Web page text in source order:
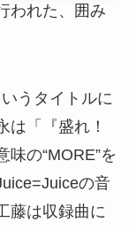
われた、囲み
うタイトルに
は「『盛れ！
味の“MORE”を
の音
藤は収録曲に